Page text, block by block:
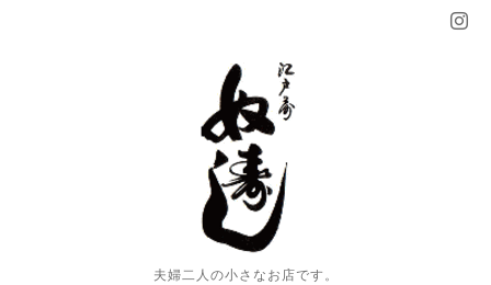
夫婦二人の小さなお店です。